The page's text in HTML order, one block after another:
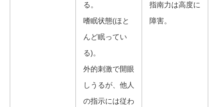
る。
嗜眠状態(ほと
んど眠ってい
る)。
外的刺激で開眼
しうるが、他人
の指示には従わ
指南力は高度に
障害。